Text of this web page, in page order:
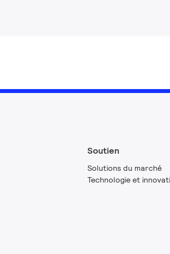
Soutien
Solutions du marché
Technologie et